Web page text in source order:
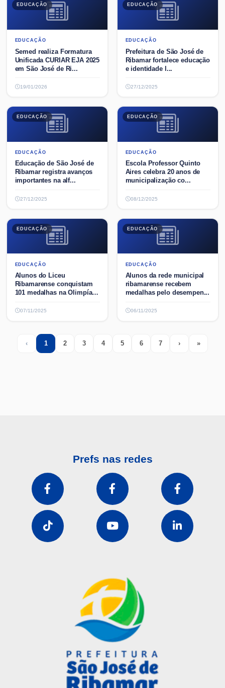
EDUCAÇÃO
EDUCAÇÃO
Semed realiza Formatura
Unificada CURIAR EJA 2025
em São José de Ri...
19/01/2026
EDUCAÇÃO
EDUCAÇÃO
Prefeitura de São José de
Ribamar fortalece educação
e identidade l...
27/12/2025
EDUCAÇÃO
EDUCAÇÃO
Educação de São José de
Ribamar registra avanços
importantes na alf...
27/12/2025
EDUCAÇÃO
EDUCAÇÃO
Escola Professor Quinto
Aires celebra 20 anos de
municipalização co...
08/12/2025
EDUCAÇÃO
EDUCAÇÃO
Alunos do Liceu
Ribamarense conquistam
101 medalhas na Olimpíada
07/11/2025
EDUCAÇÃO
EDUCAÇÃO
Alunos da rede municipal
ribamarense recebem
medalhas pelo desempen...
06/11/2025
‹Previous
1(current)
2 3 4 5 6 7 ›Next »Last
Prefs nas redes